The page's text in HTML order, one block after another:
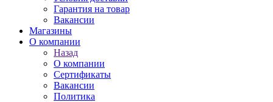
Гарантия на товар
Вакансии
Магазины
О компании
Назад
О компании
Сертификаты
Вакансии
Политика